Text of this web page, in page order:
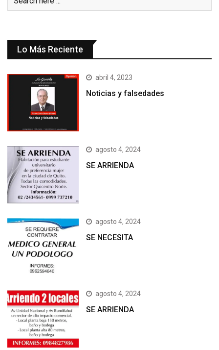
Lo Más Reciente
abril 4, 2023
Noticias y falsedades
agosto 4, 2024
SE ARRIENDA
agosto 4, 2024
SE NECESITA
agosto 4, 2024
SE ARRIENDA